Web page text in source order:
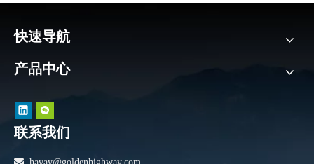
快速导航
产品中心
联系我们
